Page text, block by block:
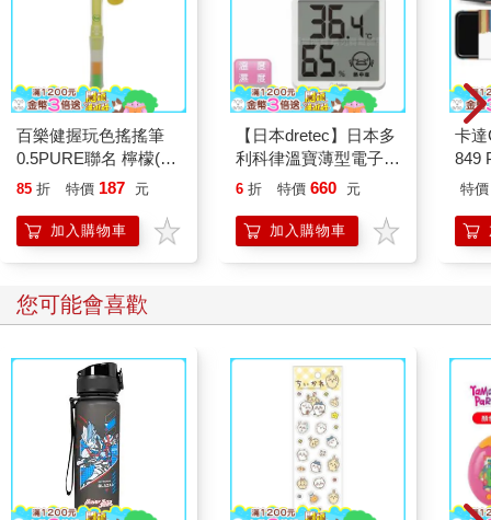
百樂健握玩色搖搖筆
0.5PURE聯名 檸檬(限
量)
85 折 特價 187 元
加入購物車
【日本dretec】日本多
利科律溫寶薄型電子溫
濕度計-白色-可掛式
6 折 特價 660 元
加入購物車
卡
849
特價
您可能會喜歡